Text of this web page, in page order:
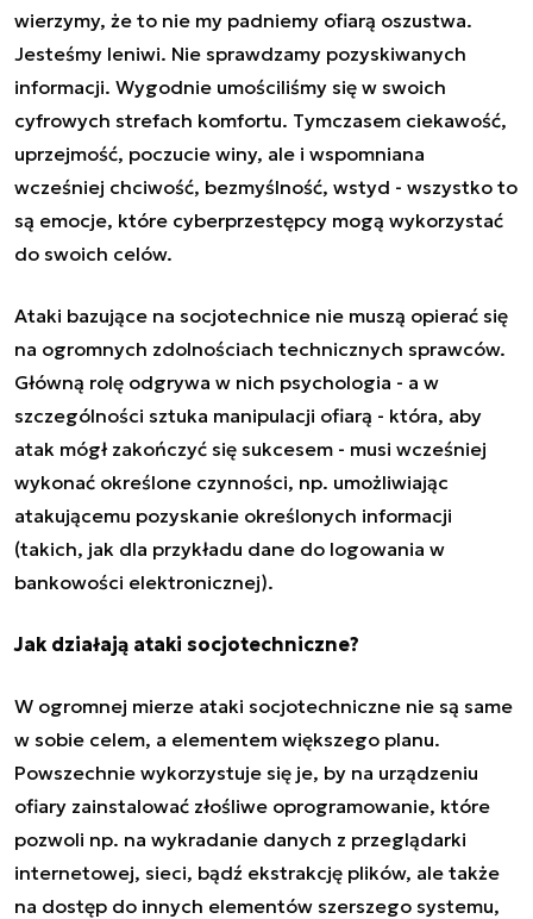
wierzymy, że to nie my padniemy ofiarą oszustwa.
Jesteśmy leniwi. Nie sprawdzamy pozyskiwanych
informacji. Wygodnie umościliśmy się w swoich
cyfrowych strefach komfortu. Tymczasem ciekawość,
uprzejmość, poczucie winy, ale i wspomniana
wcześniej chciwość, bezmyślność, wstyd - wszystko to
są emocje, które cyberprzestępcy mogą wykorzystać
do swoich celów.
Ataki bazujące na socjotechnice nie muszą opierać się
na ogromnych zdolnościach technicznych sprawców.
Główną rolę odgrywa w nich psychologia - a w
szczególności sztuka manipulacji ofiarą - która, aby
atak mógł zakończyć się sukcesem - musi wcześniej
wykonać określone czynności, np. umożliwiając
atakującemu pozyskanie określonych informacji
(takich, jak dla przykładu dane do logowania w
bankowości elektronicznej).
Jak działają ataki socjotechniczne?
W ogromnej mierze ataki socjotechniczne nie są same
w sobie celem, a elementem większego planu.
Powszechnie wykorzystuje się je, by na urządzeniu
ofiary zainstalować złośliwe oprogramowanie, które
pozwoli np. na wykradanie danych z przeglądarki
internetowej, sieci, bądź ekstrakcję plików, ale także
na dostęp do innych elementów szerszego systemu,